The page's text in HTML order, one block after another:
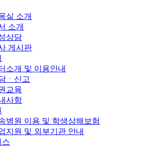
실 소개
소개
상담
게시판
소개 및 이용안내
ㆍ신고
교육
사항
병원 이용 및 학생상해보험
지원 및 외부기관 안내
스